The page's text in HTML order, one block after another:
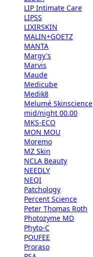
LIP Intimate Care
LIPSS
LIXIRSKIN
MALIN+GOETZ
MANTA
Margy's
Marvis
Maude
Medicube
Medik8
Melumé Skinscience
mid/night 00.00
MKS-ECO
MON MOU
Moremo
MZ Skin
NCLA Beauty
NEEDLY
NEQI
Patchology
Percent Science
Peter Thomas Roth
Photozyme MD
Phyto-C
POUFEE
Proraso